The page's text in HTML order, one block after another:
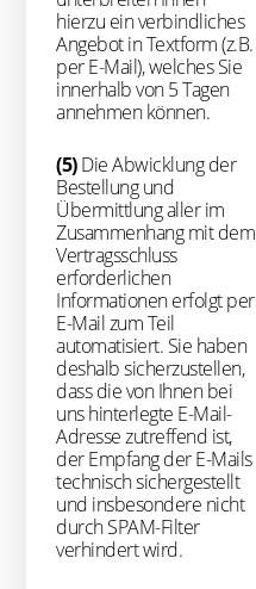
hierzu ein verbindliches
Angebot in Textform (z.B.
per E-Mail), welches Sie
innerhalb von 5 Tagen
annehmen können.
(5)Die Abwicklung der
Bestellung und
Übermittlung aller im
Zusammenhang mit dem
Vertragsschluss
erforderlichen
Informationen erfolgt per
E-Mail zum Teil
automatisiert. Sie haben
deshalb sicherzustellen,
dass die von Ihnen bei
uns hinterlegte E-Mail-
Adresse zutreffend ist,
der Empfang der E-Mails
technisch sichergestellt
und insbesondere nicht
durch SPAM-Filter
verhindert wird.